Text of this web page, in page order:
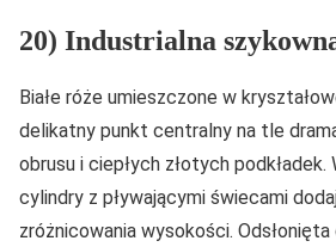
20) Industrialna
Białe róże umieszczone w
delikatny punkt centralny na tle
obrusu i ciepłych złotych podkładek.
cylindry z pływającymi świecami
zróżnicowania wysokości. Odsłonięta